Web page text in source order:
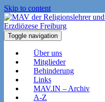
Skip to content
Toggle navigation
Über uns
Mitglieder
Behinderung
Links
MAV.IN – Archiv
A-Z